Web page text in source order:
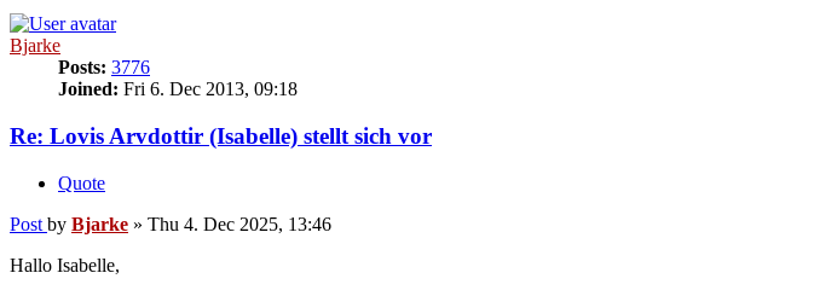
Bjarke
Posts: 3776
Joined: Fri 6. Dec 2013, 09:18
Re: Lovis Arvdottir (Isabelle) stellt sich vor
Quote
Post by Bjarke » Thu 4. Dec 2025, 13:46
Hallo Isabelle,